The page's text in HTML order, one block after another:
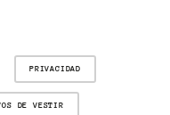
PRIVACIDAD
DE VESTIR